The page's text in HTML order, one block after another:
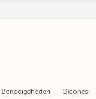
Benodigdheden Bicones